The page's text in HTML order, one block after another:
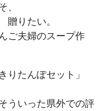
、
りたい。
夫婦のスープ作
たんぽセット」
ういった県外での評